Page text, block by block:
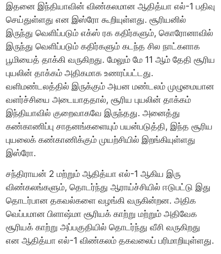
இதனை இந்தியாவின் விண்கலமான ஆதித்யா எல்-1 பதிவு
செய்துள்ளது என இஸ்ரோ கூறியுள்ளது. சூரியனில்
இருந்து வெளிப்படும் எக்ஸ் ரக கதிர்களும், கொரோனாவில்
இருந்து வெளிப்படும் கதிர்களும் கடந்த சில நாட்களாக
பூமியைத் தாக்கி வருகிறது. மேலும் மே 11 ஆம் தேதி சூரிய
புயலின் தாக்கம் அதிகமாக உணரப்பட்டது.
வளிமண்டலத்தில் இருக்கும் அயன மண்டலம் முழுமையான
வளர்ச்சியை அடையாததால், சூரிய புயலின் தாக்கம்
இந்தியாவில் குறைவாகவே இருந்தது. அனைத்து
கண்காணிப்பு சாதனங்களையும் பயன்படுத்தி, இந்த சூரிய
புயலைக் கண்காணிக்கும் முயற்சியில் இறங்கியுள்ளது
இஸ்ரோ.
சந்திராயன் 2 மற்றும் ஆதித்யா எல்-1 ஆகிய இரு
விண்கலங்களும், தொடர்ந்து ஆராய்ச்சியில் ஈடுபட்டு இது
தொடர்பான தகவல்களை வழங்கி வருகின்றன. அதிக
வெப்பமான பிளாஷ்மா சூரியக் காற்று மற்றும் அதிவேக
சூரியக் காற்று அப்பகுதியில் தொடர்ந்து வீசி வருகிறது
என ஆதித்யா எல்-1 விண்கலம் தகவலைப் பரிமாறியுள்ளது.